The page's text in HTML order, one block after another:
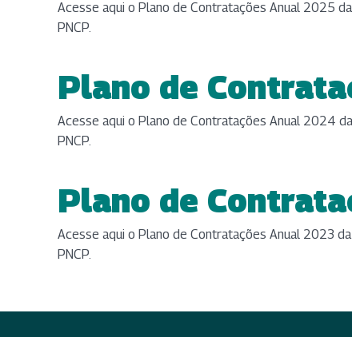
Acesse aqui o Plano de Contratações Anual 2025
PNCP.
Plano de
(abre em nova
Acesse aqui o Plano de Contratações Anual 2024
PNCP.
Plano de
(abre em nova
Acesse aqui o Plano de Contratações Anual 2023
PNCP.